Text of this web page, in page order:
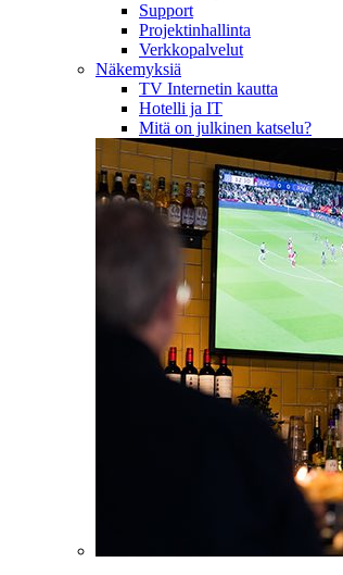
Support
Projektinhallinta
Verkkopalvelut
Näkemyksiä
TV Internetin kautta
Hotelli ja IT
Mitä on julkinen katselu?